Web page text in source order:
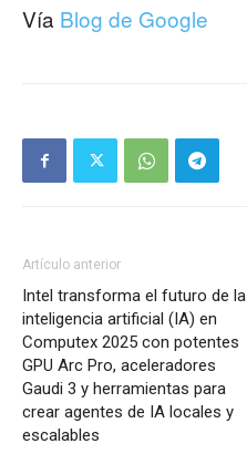
Vía Blog de Google
Artículo anterior
Intel transforma el futuro de la
inteligencia artificial (IA) en
Computex 2025 con potentes
GPU Arc Pro, aceleradores
Gaudi 3 y herramientas para
crear agentes de IA locales y
escalables